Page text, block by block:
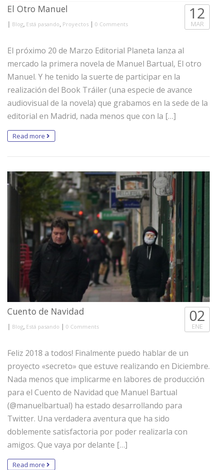
El Otro Manuel
| Blog, Está pasando, Proyectos | 0 Comments
12
MAR
El próximo 20 de Marzo Editorial Planeta lanza al
mercado la primera novela de Manuel Bartual, El otro
Manuel. Y he tenido la suerte de participar en la
realización del Book Tráiler (una especie de avance
audiovisual de la novela) que grabamos en la sede de la
editorial en Madrid, nada menos que con la […]
Read more
Cuento de Navidad
| Blog, Está pasando | 0 Comments
02
ENE
Feliz 2018 a todos! Finalmente puedo hablar de un
proyecto «secreto» que estuve realizando en Diciembre.
Nada menos que implicarme en labores de producción
para el Cuento de Navidad que Manuel Bartual
(@manuelbartual) ha estado desarrollando para
Twitter. Una verdadera aventura que ha sido
doblemente satisfactoria por poder realizarla con
amigos. Que vaya por delante […]
Read more